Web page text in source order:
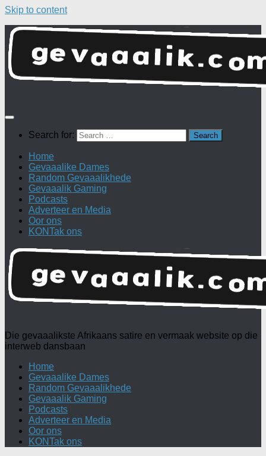
Skip to content
Search for:
Home
Gevaaalike Dames
Random Gevaaalikhede
Gevaaalik Gaming
Podcasts
Adverteer en Media
Oor ons
KONTak ons
Die gevaaalikste Afrikaans satire en vermaak website op die
interweb dansbaan
Home
Gevaaalike Dames
Random Gevaaalikhede
Gevaaalik Gaming
Podcasts
Adverteer en Media
Oor ons
KONTak ons